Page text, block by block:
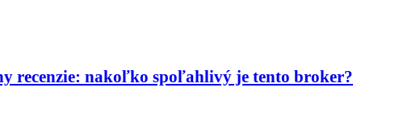
recenzie: nakoľko spoľahlivý je tento broker?